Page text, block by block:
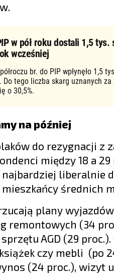
w pół roku dostali 1,5
wcześniej
br. do PIP wpłynęło 1,5
tego liczba skarg uznanych
o 30,5%.
na później
do rezygnacji z
między 18 a
liberalnie
średnich
plany
remontowych (34
AGD (29
czy mebli (po
(24 proc.), wizyt